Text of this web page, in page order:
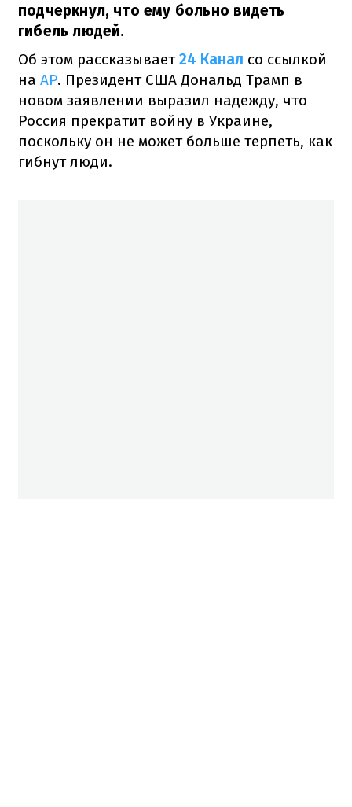
подчеркнул, что ему больно видеть
гибель людей.
Об этом рассказывает24 Канал со ссылкой
на AP. Президент США Дональд Трамп в
новом заявлении выразил надежду, что
Россия прекратит войну в Украине,
поскольку он не может больше терпеть, как
гибнут люди.